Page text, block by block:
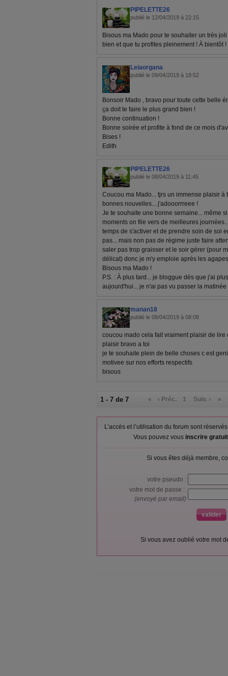
PIPELETTE26
publié le 12/04/2019 à 22:15
Bisous ma Mado pour te souhaiter un très
bien et que tu profites pleinement ! À bientôt !
Leiaorgana
publié le 09/04/2019 à 18:52
Bonsoir Mado , bravo pour toute cette belle
ça doit te faire le plus grand bien !
Bonne continuation !
Bonne soirée et profite à fond de ce mois
Bises !
Edith
PIPELETTE26
publié le 08/04/2019 à 11:45
Coucou ma Mado... tjrs un immense plaisir à
bonnes nouvelles... j'adooorrreee !
Je te souhaite une bonne semaine... même
moments on file vers de meilleures
temps de s'activer et de prendre soin de soi
pas... mais non pas de régime juste faire
saler pas trop graisser et le soir gérer (pour
délicat) donc je m'y emploie après les
Bisous ma Mado !
P.S. : À plus tard... je bloggue dès que j'ai
aujourd'hui... je n'ai pas vu passer la matinée
manan18
publié le 08/04/2019 à 08:08
coucou mado cela fait vraiment plaisir de
plaisir bravo a toi
je te souhaite plein de belle choses c est
motivee sur nos efforts respectifs
bisous
1 - 7 de 7 « ‹ Préc. 1 Suiv. › »
L’accès et l’utilisation du forum sont
Vous pouvez vous inscrire
Si vous êtes déjà membre,
votre pseudo :
votre mot de passe :
(envoyé par email)
Si vous avez oublié votre mot